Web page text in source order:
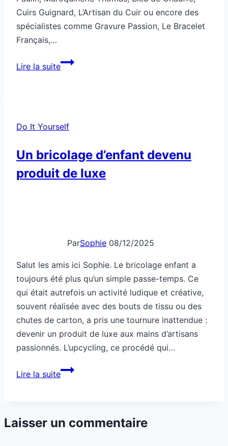
Cuirs Guignard, L’Artisan du Cuir ou encore des
spécialistes comme Gravure Passion, Le Bracelet
Français,…
Lire la suiteComment
cuir
gravure
Do It Yourself
Un bricolage d’enfant devenu
produit de luxe
ParSophie 08/12/2025
Salut les amis ici Sophie. Le bricolage enfant a
toujours été plus qu’un simple passe-temps. Ce
qui était autrefois un activité ludique et créative,
souvent réalisée avec des bouts de tissu ou des
chutes de carton, a pris une tournure inattendue :
devenir un produit de luxe aux mains d’artisans
passionnés. L’upcycling, ce procédé qui…
Lire la suiteUn
produit
Laisser un commentaire